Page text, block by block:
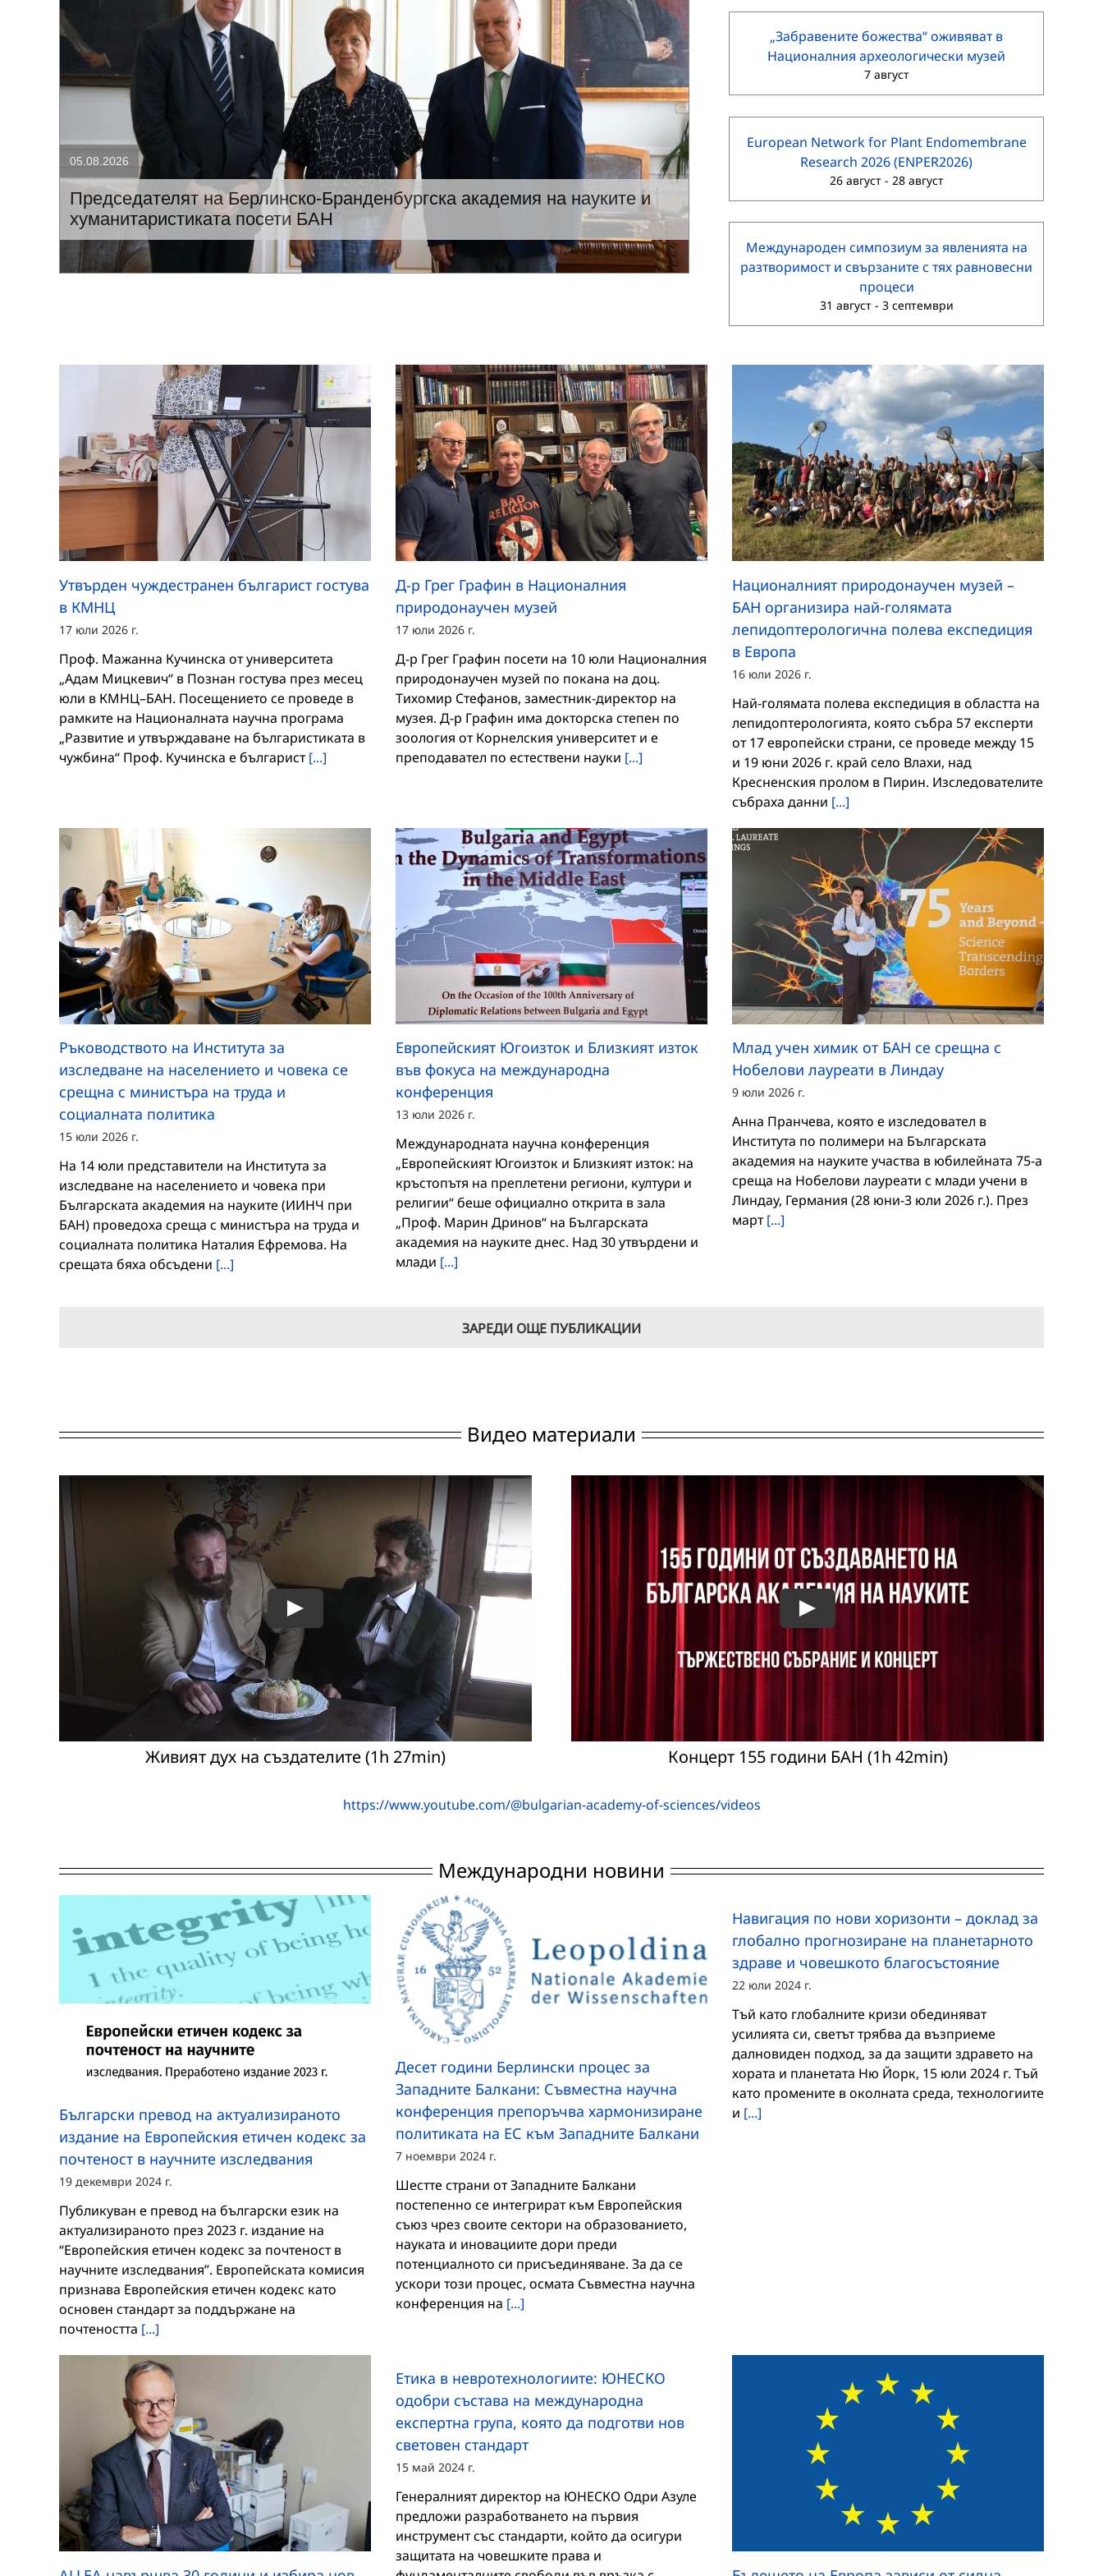
Председателят на Берлинско-Бранденбургска академия на науките и
хуманитаристиката посети БАН
05.08.2026
„Забравените божества“ оживяват в
Националния археологически музей
7 август
European Network for Plant Endomembrane
Research 2026 (ENPER2026)
26 август- 28 август
Международен симпозиум за явленията на
разтворимост и свързаните с тях равновесни
процеси
31 август- 3 септември
Утвърден чуждестранен българист гостува
в КМНЦ
17 юли 2026 г.
Проф. Мажанна Кучинска от университета
„Адам Мицкевич“ в Познан гостува през месец
юли в КМНЦ–БАН. Посещението се проведе в
рамките на Националната научна програма
„Развитие и утвърждаване на българистиката в
чужбина“ Проф. Кучинска е българист[...]
Д-р Грег Графин в Националния
природонаучен музей
17 юли 2026 г.
Д-р Грег Графин посети на 10 юли Националния
природонаучен музей по покана на доц.
Тихомир Стефанов, заместник-директор на
музея. Д-р Графин има докторска степен по
зоология от Корнелския университет и е
преподавател по естествени науки [...]
Националният природонаучен музей –
БАН организира най-голямата
лепидоптерологична полева експедиция
в Европа
16 юли 2026 г.
Най-голямата полева експедиция в областта на
лепидоптерологията, която събра 57 експерти
от 17 европейски страни, се проведе между 15
и 19 юни 2026 г. край село Влахи, над
Кресненския пролом в Пирин. Изследователите
събраха данни [...]
Ръководството на Института за
изследване на населението и човека се
срещна с министъра на труда и
социалната политика
15 юли 2026 г.
На 14 юли представители на Института за
изследване на населението и човека при
Българската академия на науките (ИИНЧ при
БАН) проведоха среща с министъра на труда и
социалната политика Наталия Ефремова. На
срещата бяха обсъдени [...]
Европейският Югоизток и Близкият изток
във фокуса на международна
конференция
13 юли 2026 г.
Международната научна конференция
„Европейският Югоизток и Близкият изток: на
кръстопътя на преплетени региони, култури и
религии“ беше официално открита в зала
„Проф. Марин Дринов“ на Българската
академия на науките днес. Над 30 утвърдени и
млади [...]
Млад учен химик от БАН се срещна с
Нобелови лауреати в Линдау
9 юли 2026 г.
Анна Пранчева, която е изследовател в
Института по полимери на Българската
академия на науките участва в юбилейната 75-а
среща на Нобелови лауреати с млади учени в
Линдау, Германия (28 юни-3 юли 2026 г.). През
март[...]
ЗАРЕДИ ОЩЕ ПУБЛИКАЦИИ
Видео материали
Живият дух на създателите (1h 27min) Концерт 155 години БАН (1h 42min)
https://www.youtube.com/@bulgarian-academy-of-sciences/videos
Международни новини
Български превод на актуализираното
издание на Европейския етичен кодекс за
почтеност в научните изследвания
19 декември 2024 г.
Публикуван е превод на български език на
актуализираното през 2023 г. издание на
“Европейския етичен кодекс за почтеност в
научните изследвания”. Европейската комисия
признава Европейския етичен кодекс като
основен стандарт за поддържане на
почтеността [...]
Десет години Берлински процес за
Западните Балкани: Съвместна научна
конференция препоръчва хармонизиране
политиката на ЕС към Западните Балкани
7 ноември 2024 г.
Шестте страни от Западните Балкани
постепенно се интегрират към Европейския
съюз чрез своите сектори на образованието,
науката и иновациите дори преди
потенциалното си присъединяване. За да се
ускори този процес, осмата Съвместна научна
конференция на [...]
Навигация по нови хоризонти – доклад за
глобално прогнозиране на планетарното
здраве и човешкото благосъстояние
22 юли 2024 г.
Тъй като глобалните кризи обединяват
усилията си, светът трябва да възприеме
далновиден подход, за да защити здравето на
хората и планетата Ню Йорк, 15 юли 2024 г. Тъй
като промените в околната среда, технологиите
и [...]
Етика в невротехнологиите: ЮНЕСКО
одобри състава на международна
експертна група, която да подготви нов
световен стандарт
15 май 2024 г.
Генералният директор на ЮНЕСКО Одри Азуле
предложи разработването на първия
инструмент със стандарти, който да осигури
защитата на човешките права и